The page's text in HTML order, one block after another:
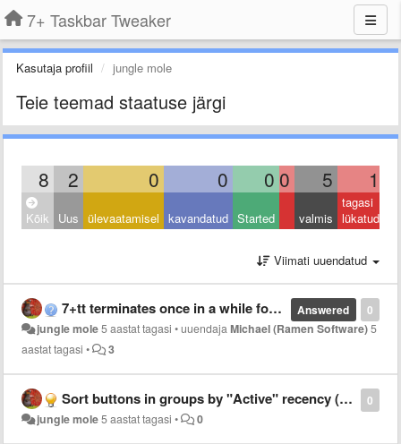
7+ Taskbar Tweaker
Kasutaja profiil jungle mole
Teie teemad staatuse järgi
8 2 0 0 0 0 5 1
Kõik Uus ülevaatamisel kavandatud Started valmis
tagasi
lükatud
Viimati uuendatud
0
Answered
7+tt terminates once in a while for unknown reason
jungle mole5 aastat tagasi •uuendajaMichael (Ramen Software)5
aastat tagasi • 3
0
Sort buttons in groups by "Active" recency (+options)
jungle mole5 aastat tagasi • 0